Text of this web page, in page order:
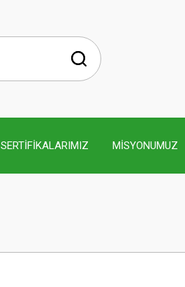
SERTİFİKALARIMIZ MİSYONUMUZ